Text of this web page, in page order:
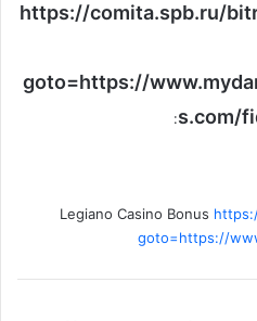
https://comita.spb.ru/
goto=https://
s.com/
:
Legiano Casino Bonus
goto=https://